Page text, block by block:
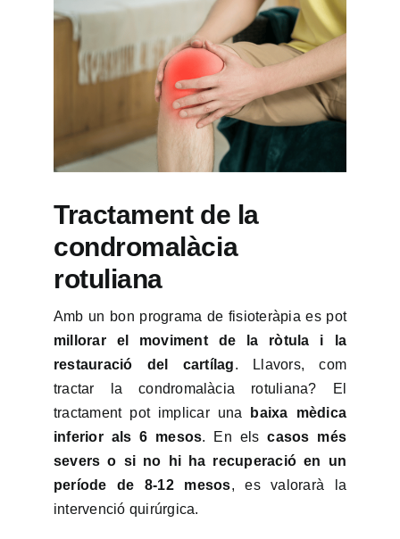
Tractament de la
condromalàcia
rotuliana
Amb un bon programa de fisioteràpia es pot
millorar el moviment de la ròtula i la
restauració del cartílag. Llavors, com
tractar la condromalàcia rotuliana? El
tractament pot implicar una
baixa mèdica
inferior als 6 mesos. En elscasos més
severs o si no hi ha recuperació en un
període de 8-12 mesos, es valorarà la
intervenció quirúrgica.